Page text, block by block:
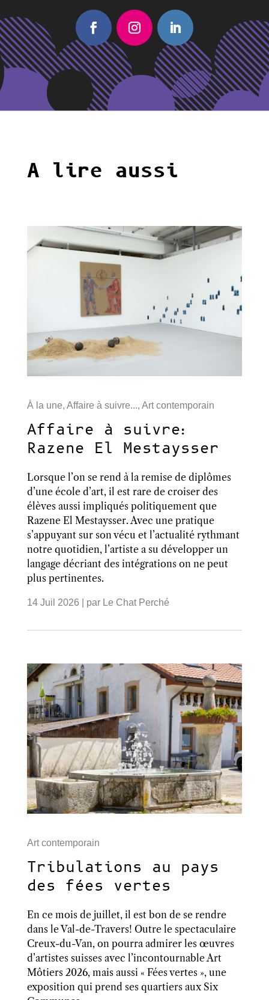
A lire aussi
À la une, Affaire à suivre..., Art contemporain
Affaire à suivre:
Razene El Mestaysser
Lorsque l’on se rend à la remise de diplômes
d’une école d’art, il est rare de croiser des
élèves aussi impliqués politiquement que
Razene El Mestaysser. Avec une pratique
s’appuyant sur son vécu et l’actualité rythmant
notre quotidien, l’artiste a su développer un
langage décriant des intégrations on ne peut
plus pertinentes.
14 Juil 2026 | par Le Chat Perché
Art contemporain
Tribulations au pays
des fées vertes
En ce mois de juillet, il est bon de se rendre
dans le Val-de-Travers! Outre le spectaculaire
Creux-du-Van, on pourra admirer les œuvres
d’artistes suisses avec l’incontournable Art
Môtiers 2026, mais aussi « Fées vertes », une
exposition qui prend ses quartiers aux Six